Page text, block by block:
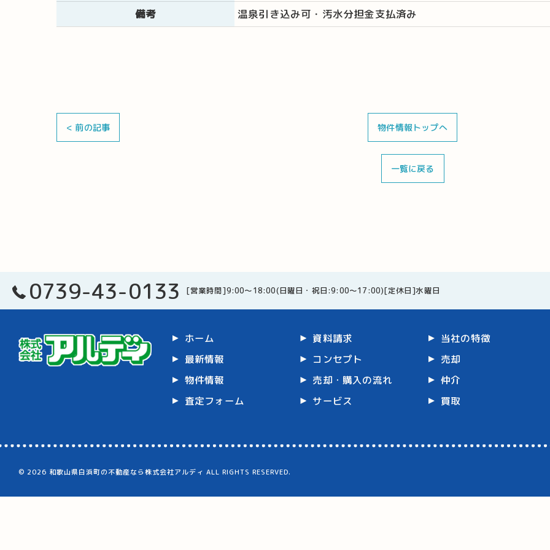
備考
温泉引き込み可・汚水分担金支払済み
< 前の記事 物件情報トップへ
一覧に戻る
0739-43-0133 [営業時間]9:00～18:00(日曜日・祝日:9:00～17:00)[定休日]水曜日
ホーム
最新情報
物件情報
査定フォーム
資料請求
コンセプト
売却・購入の流れ
サービス
当社の特徴
売却
仲介
買取
© 2026 和歌山県白浜町の不動産なら株式会社アルディ ALL RIGHTS RESERVED.